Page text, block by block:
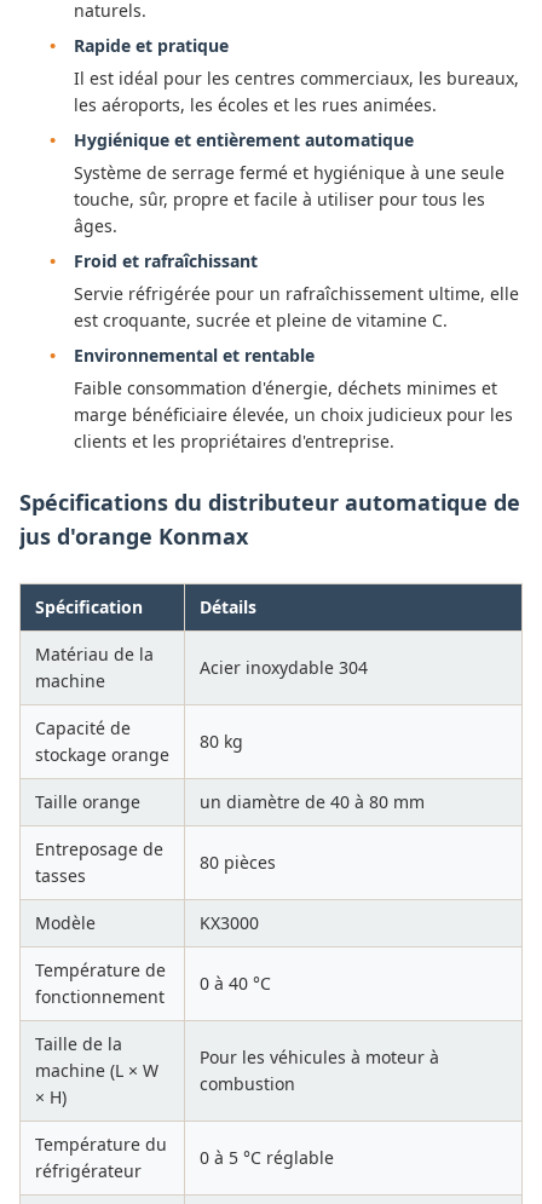
naturels.
Rapide et pratique
Il est idéal pour les centres commerciaux, les bureaux,
les aéroports, les écoles et les rues animées.
Hygiénique et entièrement automatique
Système de serrage fermé et hygiénique à une seule
touche, sûr, propre et facile à utiliser pour tous les
âges.
Froid et rafraîchissant
Servie réfrigérée pour un rafraîchissement ultime, elle
est croquante, sucrée et pleine de vitamine C.
Environnemental et rentable
Faible consommation d'énergie, déchets minimes et
marge bénéficiaire élevée, un choix judicieux pour les
clients et les propriétaires d'entreprise.
Spécifications du distributeur automatique de
jus d'orange Konmax
Spécification Détails
Matériau de la
machine
Acier inoxydable 304
Capacité de
stockage orange
80 kg
Taille orange un diamètre de 40 à 80 mm
Entreposage de
tasses
80 pièces
Modèle KX3000
Température de
fonctionnement
0 à 40 °C
Taille de la
machine (L × W
× H)
Pour les véhicules à moteur à
combustion
Température du
réfrigérateur
0 à 5 °C réglable